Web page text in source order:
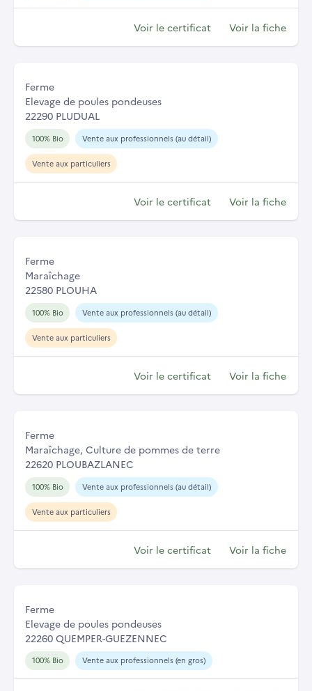
Voir le certificat Voir la fiche
Ferme
Elevage de poules pondeuses
22290 PLUDUAL
100% Bio Vente aux professionnels (au détail)
Vente aux particuliers
Voir le certificat Voir la fiche
Ferme
Maraîchage
22580 PLOUHA
100% Bio Vente aux professionnels (au détail)
Vente aux particuliers
Voir le certificat Voir la fiche
Ferme
Maraîchage, Culture de pommes de terre
22620 PLOUBAZLANEC
100% Bio Vente aux professionnels (au détail)
Vente aux particuliers
Voir le certificat Voir la fiche
Ferme
Elevage de poules pondeuses
22260 QUEMPER-GUEZENNEC
100% Bio Vente aux professionnels (en gros)